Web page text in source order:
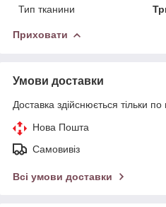
Тип тканини
Приховати
Умови доставки
Доставка здійснюється тільки по
Нова Пошта
Самовивіз
Всі умови доставки